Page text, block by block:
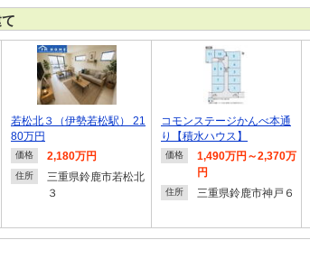
若松北３（伊勢若松駅） 21
80万円
価格 2,180万円
住所
三重県鈴鹿市若松北
３
コモンステージかんべ本通
り【積水ハウス】
価格
1,490万円～2,370万
円
住所 三重県鈴鹿市神戸６